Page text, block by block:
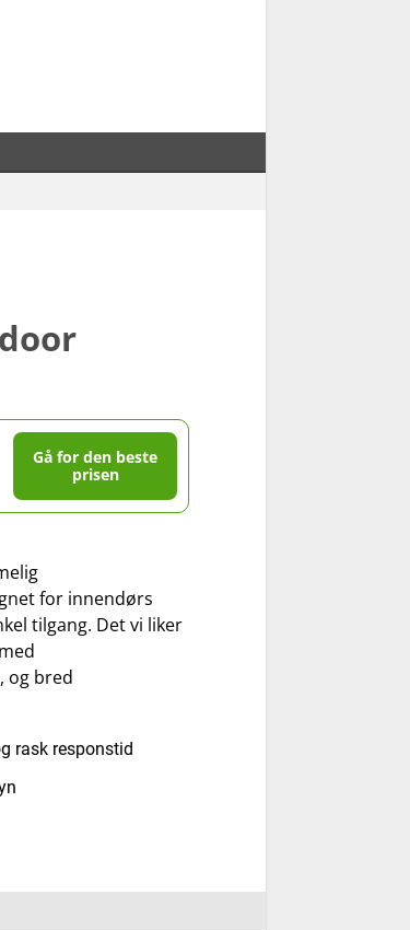
Gå for den beste
prisen
for innendørs
tilgang. Det vi liker
og bred
rask responstid